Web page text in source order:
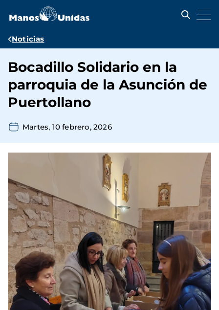
contenido
Ruta
navegación
Noticias
Bocadillo Solidario en la
parroquia de la Asunción de
Puertollano
Martes, 10 febrero, 2026